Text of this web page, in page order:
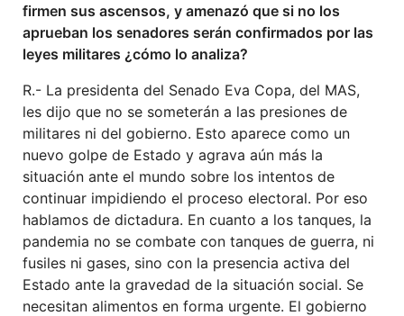
firmen sus ascensos, y amenazó que si no los
aprueban los senadores serán confirmados por las
leyes militares ¿cómo lo analiza?
R.- La presidenta del Senado Eva Copa, del MAS,
les dijo que no se someterán a las presiones de
militares ni del gobierno. Esto aparece como un
nuevo golpe de Estado y agrava aún más la
situación ante el mundo sobre los intentos de
continuar impidiendo el proceso electoral. Por eso
hablamos de dictadura. En cuanto a los tanques, la
pandemia no se combate con tanques de guerra, ni
fusiles ni gases, sino con la presencia activa del
Estado ante la gravedad de la situación social. Se
necesitan alimentos en forma urgente. El gobierno